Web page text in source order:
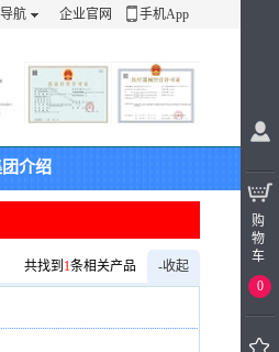
航 企业官网 手机App
介绍
-收起
共找到 1条相关产品
购
物
车
0